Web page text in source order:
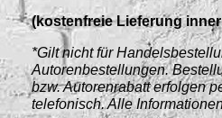
(kostenfreie Lieferung
*Gilt nicht für
Autorenbestellungen.
bzw. Autorenrabatt erfolgen
telefonisch. Alle